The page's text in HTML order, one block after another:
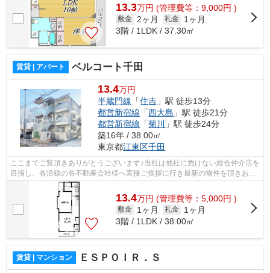
13.3万円 (管理費等：9,000円 )
敷金 2ヶ月 礼金
1ヶ月
3階 / 1LDK / 37.30㎡
賃貸 | アパート ベルコート千田
13.4万円
半蔵門線 「住吉 」駅 徒歩13分
都営新宿線 「西大島 」駅 徒歩21分
都営新宿線 「菊川
」駅 徒歩24分
築16年 / 38.00㎡
東京都江東区千田
ここまでご覧頂きありがとうございます♪当社は他社に負けない総合仲介店を
目指し、各沿線の各不動産会社様へ直接ご挨拶に行き最新の物件を頂きお客
様へ提供しております！最新の情報は...
13.4万円 (管理費等：5,000円 )
敷金 1ヶ月 礼金
1ヶ月
3階 / 1LDK / 38.00㎡
賃貸 | マンション ＥＳＰＯＩＲ．Ｓ